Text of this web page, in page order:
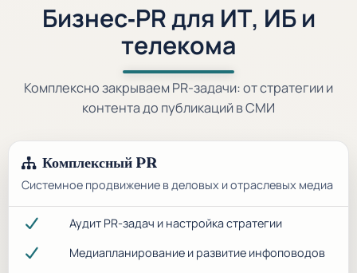
Бизнес‑PR для ИТ, ИБ и
телекома
Комплексно закрываем PR-задачи: от стратегии и
контента до публикаций в СМИ
Комплексный PR
Системное продвижение в деловых и отраслевых медиа
Аудит PR-задач и настройка стратегии
Медиапланирование и развитие инфоповодов